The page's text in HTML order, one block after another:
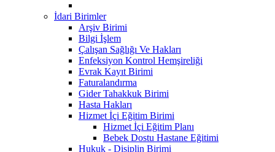
İdari Birimler
Arşiv Birimi
Bilgi İşlem
Çalışan Sağlığı Ve Hakları
Enfeksiyon Kontrol Hemşireliği
Evrak Kayıt Birimi
Faturalandırma
Gider Tahakkuk Birimi
Hasta Hakları
Hizmet İçi Eğitim Birimi
Hizmet İçi Eğitim Planı
Bebek Dostu Hastane Eğitimi
Hukuk - Disiplin Birimi